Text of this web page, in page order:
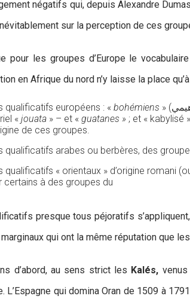
négatifs qui, depuis Alexandre
sur la perception de ces
pour les groupes d’Europe le
en Afrique du nord n’y laisse la place
qualificatifs européens : « bohémiens
« jouata » – et « guatanes » ; et « kabylisé
de ces groupes.
qualificatifs arabes ou berbères, des
qualificatifs « orientaux » d’origine romani
certains à des groupes du
presque tous péjoratifs
qui ont la même réputation que
d’abord, au sens strict les Kalés,
L’Espagne qui domina Oran de 1509 à